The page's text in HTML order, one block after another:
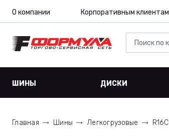
О компании Корпоративным клиентам
ШИНЫ ДИСКИ
Главная Шины Легкогрузовые R16C